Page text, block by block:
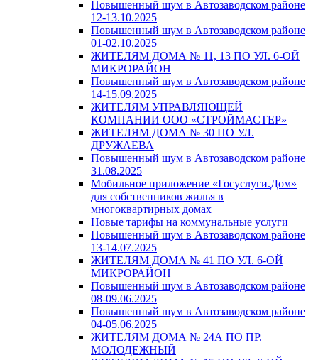
Повышенный шум в Автозаводском районе
12-13.10.2025
Повышенный шум в Автозаводском районе
01-02.10.2025
ЖИТЕЛЯМ ДОМА № 11, 13 ПО УЛ. 6-ОЙ
МИКРОРАЙОН
Повышенный шум в Автозаводском районе
14-15.09.2025
ЖИТЕЛЯМ УПРАВЛЯЮЩЕЙ
КОМПАНИИ ООО «СТРОЙМАСТЕР»
ЖИТЕЛЯМ ДОМА № 30 ПО УЛ.
ДРУЖАЕВА
Повышенный шум в Автозаводском районе
31.08.2025
Мобильное приложение «Госуслуги.Дом»
для собственников жилья в
многоквартирных домах
Новые тарифы на коммунальные услуги
Повышенный шум в Автозаводском районе
13-14.07.2025
ЖИТЕЛЯМ ДОМА № 41 ПО УЛ. 6-ОЙ
МИКРОРАЙОН
Повышенный шум в Автозаводском районе
08-09.06.2025
Повышенный шум в Автозаводском районе
04-05.06.2025
ЖИТЕЛЯМ ДОМА № 24А ПО ПР.
МОЛОДЕЖНЫЙ